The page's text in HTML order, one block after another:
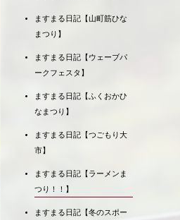
ますまる日記【山町筋ひな
まつり】
ますまる日記【ウェーブパ
ークフェスタ】
ますまる日記【ふくおかひ
なまつり】
ますまる日記【つごもり大
市】
ますまる日記【ラーメンま
つり！！】
ますまる日記【冬のスポー